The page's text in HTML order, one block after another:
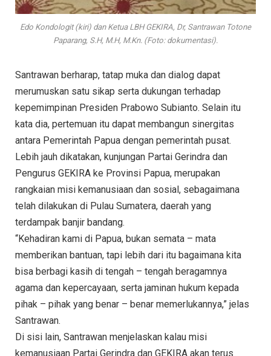
Edo Kondologit (kiri) dan Ketua LBH GEKIRA, Dr, Santrawan Totone
Paparang, S.H, M.H, M.Kn. (Foto: dokumentasi).
Santrawan berharap, tatap muka dan dialog dapat
merumuskan satu sikap serta dukungan terhadap
kepemimpinan Presiden Prabowo Subianto. Selain itu
kata dia, pertemuan itu dapat membangun sinergitas
antara Pemerintah Papua dengan pemerintah pusat.
Lebih jauh dikatakan, kunjungan Partai Gerindra dan
Pengurus GEKIRA ke Provinsi Papua, merupakan
rangkaian misi kemanusiaan dan sosial, sebagaimana
telah dilakukan di Pulau Sumatera, daerah yang
terdampak banjir bandang.
“Kehadiran kami di Papua, bukan semata – mata
memberikan bantuan, tapi lebih dari itu bagaimana kita
bisa berbagi kasih di tengah – tengah beragamnya
agama dan kepercayaan, serta jaminan hukum kepada
pihak – pihak yang benar – benar memerlukannya,” jelas
Santrawan.
Di sisi lain, Santrawan menjelaskan kalau misi
kemanusiaan Partai Gerindra dan GEKIRA akan terus